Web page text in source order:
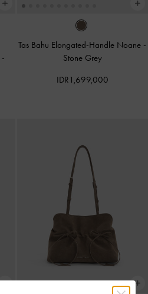
-
Tas Bahu Elongated-Handle Noane -
Stone Grey
IDR1,699,000